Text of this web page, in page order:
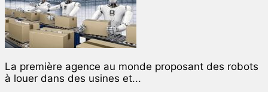
La première agence au monde proposant des robots
à louer dans des usines et...